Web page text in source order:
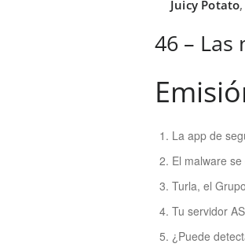
Juicy Potato,
46 – Las
La app de
El malware
Turla, el
Tu servidor
¿Puede